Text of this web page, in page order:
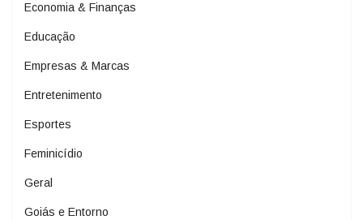
Economia & Finanças
Educação
Empresas & Marcas
Entretenimento
Esportes
Feminicídio
Geral
Goiás e Entorno